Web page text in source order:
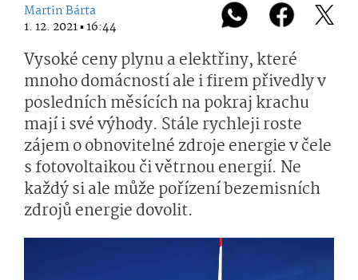
Martin Bárta
1. 12. 2021 ▪ 16:44
Vysoké ceny plynu a elektřiny, které
mnoho domácností ale i firem přivedly v
posledních měsících na pokraj krachu
mají i své výhody. Stále rychleji roste
zájem o obnovitelné zdroje energie v čele
s fotovoltaikou či větrnou energií. Ne
každý si ale může pořízení bezemisních
zdrojů energie dovolit.